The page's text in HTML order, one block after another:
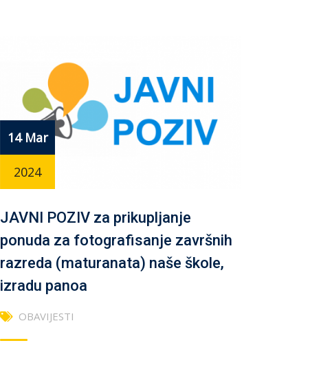
14 Mar
2024
JAVNI POZIV za prikupljanje
ponuda za fotografisanje završnih
razreda (maturanata) naše škole,
izradu panoa
OBAVIJESTI